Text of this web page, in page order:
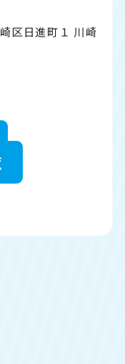
区日進町１ 川崎